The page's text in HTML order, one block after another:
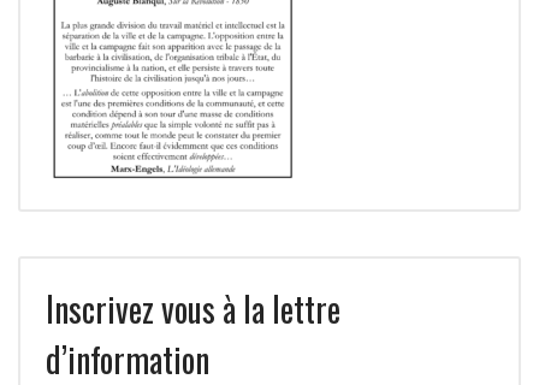
Inscrivez vous à la lettre
d’information